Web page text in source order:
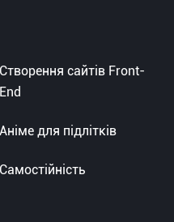
Створення сайтів Front-
End
Аніме для підлітків
Самостійність